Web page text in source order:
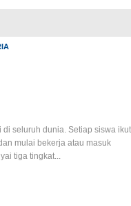
seluruh dunia. Setiap siswa ikut
mulai bekerja atau masuk
tiga tingkat...